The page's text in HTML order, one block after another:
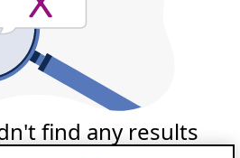
find any results